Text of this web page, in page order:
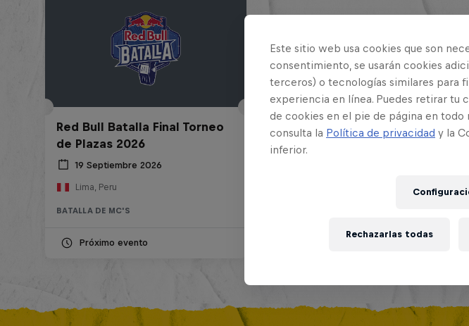
Red Bull Batalla Final Torneo
de Plazas 2026
19 Septiembre 2026
Lima, Peru
BATALLA DE MC'S
Próximo evento
Este sitio web usa cookies que son
consentimiento, se usarán cookies
terceros) o tecnologías similares para
experiencia en línea. Puedes retirar tu
de cookies en el pie de página en todo
consulta la Política de privacidad y la
inferior.
Rechazarlas todas